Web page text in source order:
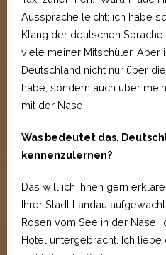
Aussprache leicht; ich habe
Klang der deutschen
viele meiner Mitschüler. Aber
Deutschland nicht nur über
habe, sondern auch über
mit der Nase.
Was bedeutet das,
kennenzulernen?
Das will ich Ihnen gern
Ihrer Stadt Landau
Rosen vom See in der Nase.
Hotel untergebracht. Ich